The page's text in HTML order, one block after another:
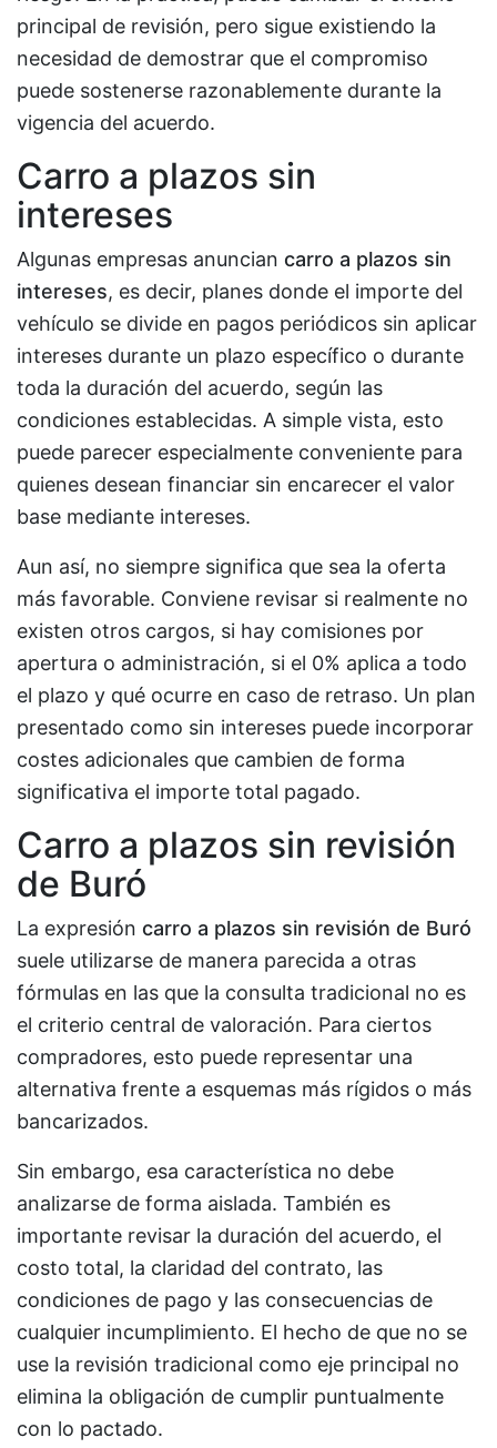
principal de revisión, pero sigue existiendo la
necesidad de demostrar que el compromiso
puede sostenerse razonablemente durante la
vigencia del acuerdo.
Carro a plazos sin
intereses
Algunas empresas anuncian carro a plazos sin
intereses, es decir, planes donde el importe del
vehículo se divide en pagos periódicos sin aplicar
intereses durante un plazo específico o durante
toda la duración del acuerdo, según las
condiciones establecidas. A simple vista, esto
puede parecer especialmente conveniente para
quienes desean financiar sin encarecer el valor
base mediante intereses.
Aun así, no siempre significa que sea la oferta
más favorable. Conviene revisar si realmente no
existen otros cargos, si hay comisiones por
apertura o administración, si el 0% aplica a todo
el plazo y qué ocurre en caso de retraso. Un plan
presentado como sin intereses puede incorporar
costes adicionales que cambien de forma
significativa el importe total pagado.
Carro a plazos sin revisión
de Buró
La expresión carro a plazos sin revisión de Buró
suele utilizarse de manera parecida a otras
fórmulas en las que la consulta tradicional no es
el criterio central de valoración. Para ciertos
compradores, esto puede representar una
alternativa frente a esquemas más rígidos o más
bancarizados.
Sin embargo, esa característica no debe
analizarse de forma aislada. También es
importante revisar la duración del acuerdo, el
costo total, la claridad del contrato, las
condiciones de pago y las consecuencias de
cualquier incumplimiento. El hecho de que no se
use la revisión tradicional como eje principal no
elimina la obligación de cumplir puntualmente
con lo pactado.